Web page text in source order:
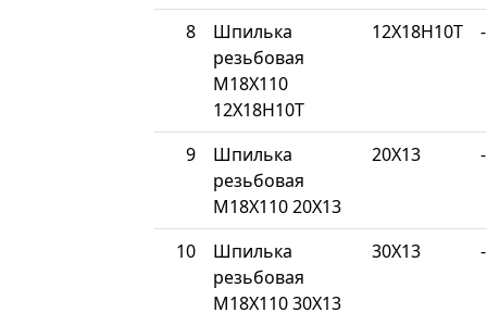
8
Шпилька
резьбовая
М18Х110
12Х18Н10Т
12Х18Н10Т -
9
Шпилька
резьбовая
М18Х110 20Х13
20Х13 -
10
Шпилька
резьбовая
М18Х110 30Х13
30Х13 -